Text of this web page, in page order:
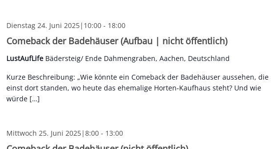
Comeback der Badehäuser (Aufbau | nicht öffentlich)
Dienstag 24. Juni 2025|10:00- 18:00
LustAufLife Bädersteig/ Ende Dahmengraben, Aachen, Deutschland
Kurze Beschreibung: „Wie könnte ein Comeback der Badehäuser aussehen, die
einst dort standen, wo heute das ehemalige Horten-Kaufhaus steht? Und wie
würde […]
Mittwoch 25. Juni 2025|8:00- 13:00